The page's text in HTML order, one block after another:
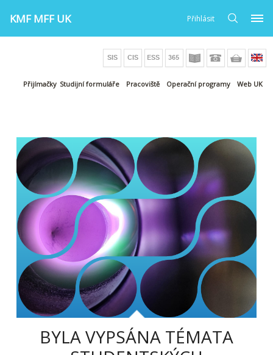
KMF MFF UK Přihlásit
Přijímačky Studijní formuláře Pracoviště Operační programy Web UK
BYLA VYPSÁNA TÉMATA